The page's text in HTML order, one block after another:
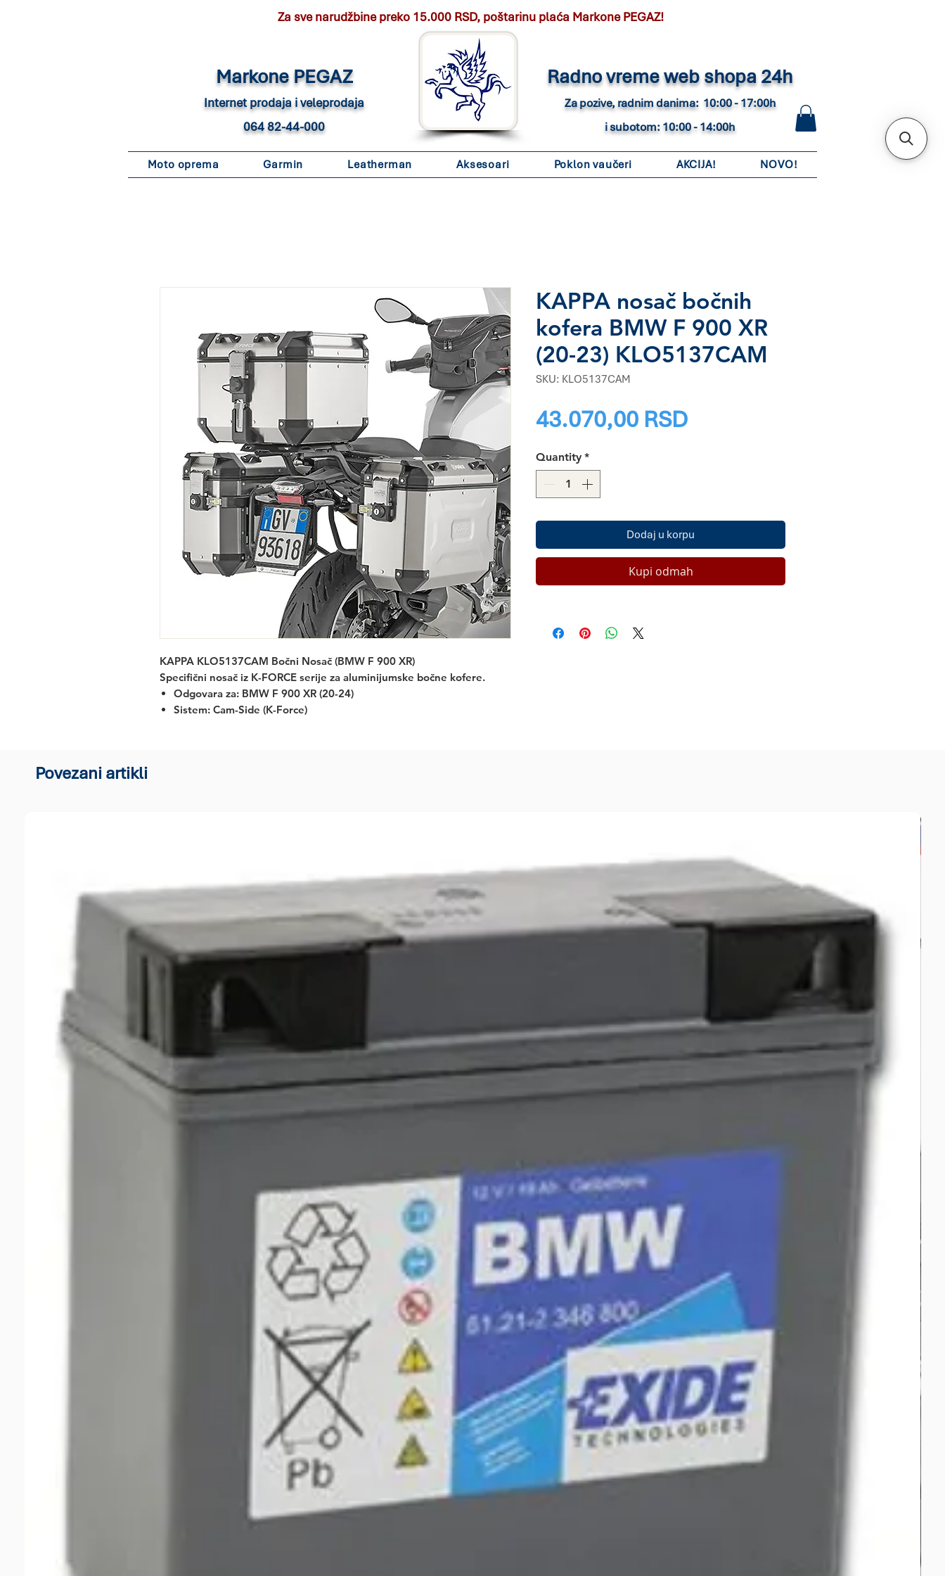
Za sve narudžbine preko 15.000 RSD, poštarinu plaća Markone PEGAZ!
Markone PEGAZ
Internet prodaja i veleprodaja
064 82-44-000
Radno vreme web shopa 24h
Za pozive, radnim danima: 10:00 - 17:00h
i subotom: 10:00 - 14:00h
Moto oprema Garmin Leatherman Aksesoari Poklon vaučeri AKCIJA! NOVO!
KAPPA KLO5137CAM Bočni Nosač (BMW F 900 XR)
Specifični nosač iz K-FORCE serije za aluminijumske bočne kofere.
Odgovara za: BMW F 900 XR (20-24)
Sistem: Cam-Side (K-Force)
KAPPA nosač bočnih
kofera BMW F 900 XR
(20-23) KLO5137CAM
SKU: KLO5137CAM
43.070,00 RSDPrice
Quantity *
Dodaj u korpu
Kupi odmah
Povezani artikli